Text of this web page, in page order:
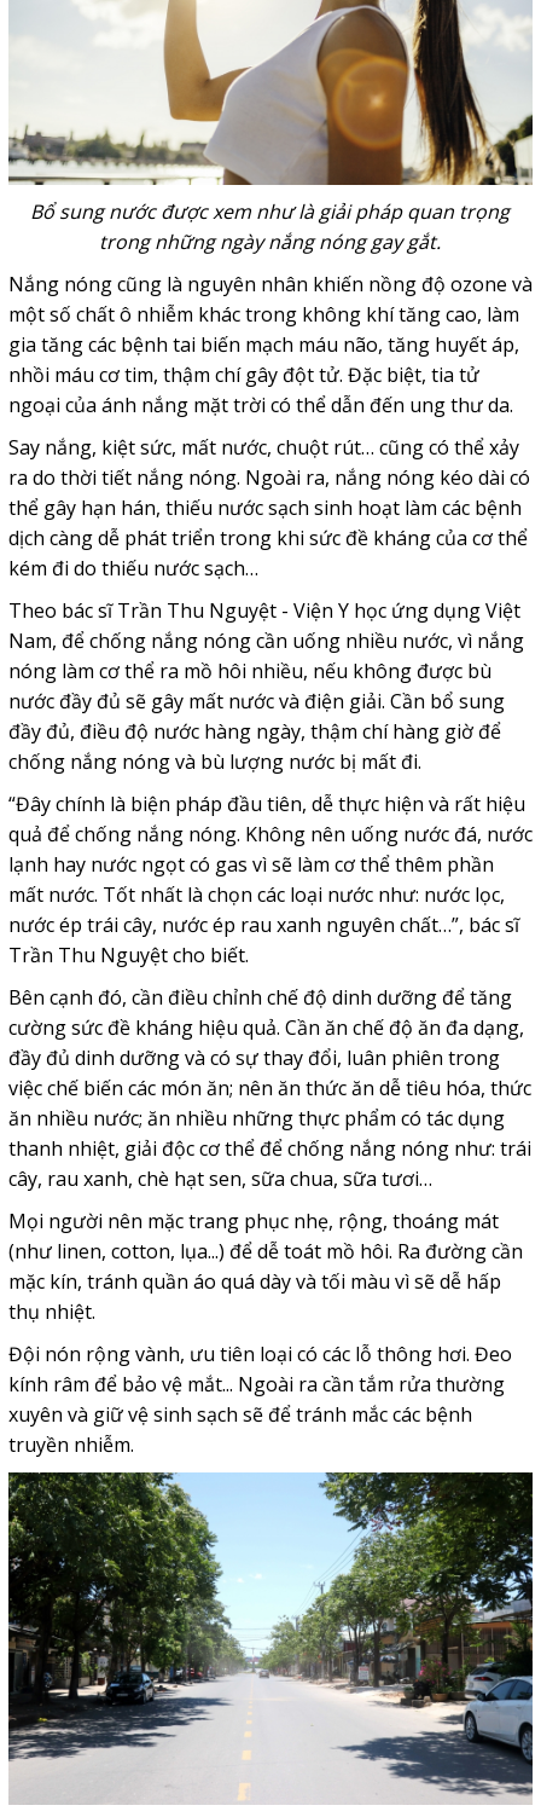
Bổ sung nước được xem như là giải pháp quan trọng
trong những ngày nắng nóng gay gắt.
Nắng nóng cũng là nguyên nhân khiến nồng độ ozone và
một số chất ô nhiễm khác trong không khí tăng cao, làm
gia tăng các bệnh tai biến mạch máu não, tăng huyết áp,
nhồi máu cơ tim, thậm chí gây đột tử. Đặc biệt, tia tử
ngoại của ánh nắng mặt trời có thể dẫn đến ung thư da.
Say nắng, kiệt sức, mất nước, chuột rút… cũng có thể xảy
ra do thời tiết nắng nóng. Ngoài ra, nắng nóng kéo dài có
thể gây hạn hán, thiếu nước sạch sinh hoạt làm các bệnh
dịch càng dễ phát triển trong khi sức đề kháng của cơ thể
kém đi do thiếu nước sạch…
Theo bác sĩ Trần Thu Nguyệt - Viện Y học ứng dụng Việt
Nam, để chống nắng nóng cần uống nhiều nước, vì nắng
nóng làm cơ thể ra mồ hôi nhiều, nếu không được bù
nước đầy đủ sẽ gây mất nước và điện giải. Cần bổ sung
đầy đủ, điều độ nước hàng ngày, thậm chí hàng giờ để
chống nắng nóng và bù lượng nước bị mất đi.
“Đây chính là biện pháp đầu tiên, dễ thực hiện và rất hiệu
quả để chống nắng nóng. Không nên uống nước đá, nước
lạnh hay nước ngọt có gas vì sẽ làm cơ thể thêm phần
mất nước. Tốt nhất là chọn các loại nước như: nước lọc,
nước ép trái cây, nước ép rau xanh nguyên chất…”, bác sĩ
Trần Thu Nguyệt cho biết.
Bên cạnh đó, cần điều chỉnh chế độ dinh dưỡng để tăng
cường sức đề kháng hiệu quả. Cần ăn chế độ ăn đa dạng,
đầy đủ dinh dưỡng và có sự thay đổi, luân phiên trong
việc chế biến các món ăn; nên ăn thức ăn dễ tiêu hóa, thức
ăn nhiều nước; ăn nhiều những thực phẩm có tác dụng
thanh nhiệt, giải độc cơ thể để chống nắng nóng như: trái
cây, rau xanh, chè hạt sen, sữa chua, sữa tươi…
Mọi người nên mặc trang phục nhẹ, rộng, thoáng mát
(như linen, cotton, lụa...) để dễ toát mồ hôi. Ra đường cần
mặc kín, tránh quần áo quá dày và tối màu vì sẽ dễ hấp
thụ nhiệt.
Đội nón rộng vành, ưu tiên loại có các lỗ thông hơi. Đeo
kính râm để bảo vệ mắt... Ngoài ra cần tắm rửa thường
xuyên và giữ vệ sinh sạch sẽ để tránh mắc các bệnh
truyền nhiễm.